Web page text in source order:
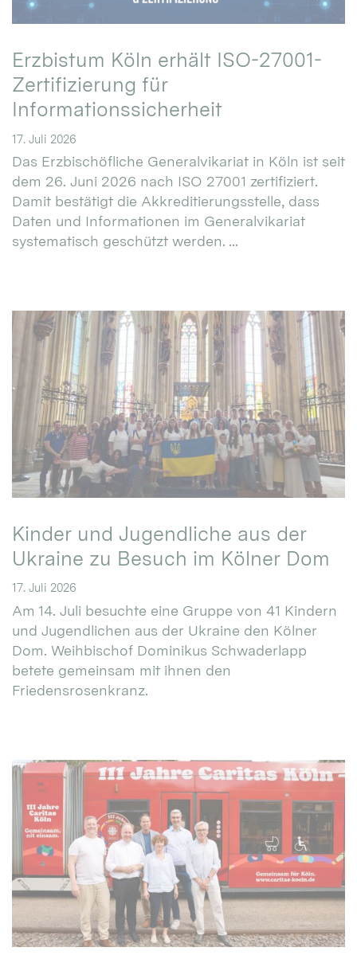
Erzbistum Köln erhält ISO-27001-
Zertifizierung für
Informationssicherheit
17. Juli 2026
Das Erzbischöfliche Generalvikariat in Köln ist seit
dem 26. Juni 2026 nach ISO 27001 zertifiziert.
Damit bestätigt die Akkreditierungsstelle, dass
Daten und Informationen im Generalvikariat
systematisch geschützt werden. ...
Kinder und Jugendliche aus der
Ukraine zu Besuch im Kölner Dom
17. Juli 2026
Am 14. Juli besuchte eine Gruppe von 41 Kindern
und Jugendlichen aus der Ukraine den Kölner
Dom. Weihbischof Dominikus Schwaderlapp
betete gemeinsam mit ihnen den
Friedensrosenkranz.